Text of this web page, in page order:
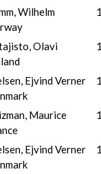
Wilhelm
Olavi
Ejvind Verner
Maurice
Ejvind Verner